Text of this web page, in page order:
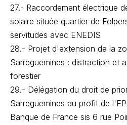
27.- Raccordement électrique
solaire située quartier de
servitudes avec ENEDIS
28.- Projet d'extension de la
Sarreguemines : distraction et
forestier
29.- Délégation du droit de
Sarreguemines au profit de
Banque de France sis 6 rue